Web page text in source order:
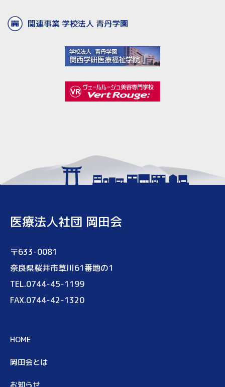
関連事業 学校法人 青丹学園
医療法人社団 岡田会
〒633-0081
奈良県桜井市草川61番地の1
TEL.0744-45-1199
FAX.0744-42-1320
HOME
岡田会とは
お知らせ